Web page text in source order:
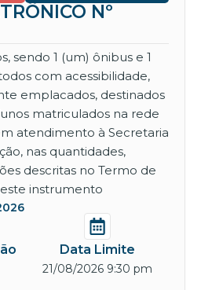
Nº
sendo 1 (um) ônibus e 1
com acessibilidade,
emplacados, destinados
matriculados na rede
atendimento à Secretaria
nas quantidades,
descritas no Termo de
instrumento
Data Limite
21/08/2026 9:30 pm